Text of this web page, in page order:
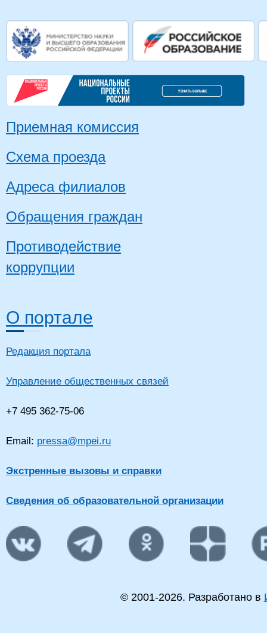
Приемная комиссия
Схема проезда
Адреса филиалов
Обращения граждан
Противодействие
коррупции
О портале
Редакция портала
Управление общественных связей
+7 495 362-75-06
Email: pressa@mpei.ru
Экстренные вызовы и справки
Сведения об образовательной организации
© 2001-2026. Разработано в